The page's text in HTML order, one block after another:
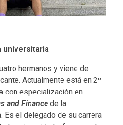
universitaria
hermanos y viene de
Actualmente está en 2º
con especialización en
and Finance de la
Es el delegado de su carrera